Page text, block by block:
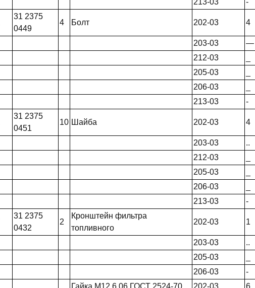
213-03
-
31 2375
0449
4 Болт 202-03 4
203-03 —
212-03
205-03
206-03
213-03
-
31 2375
0451
10 Шайба 202-03 4
203-03 ..
212-03
205-03
206-03
213-03
-
31 2375
0432
2
Кронштейн фильтра
топливного
202-03 1
203-03 ..
205-03
206-03
-
Гайка М12.6.06 ГОСТ 2524-70 202-03 6